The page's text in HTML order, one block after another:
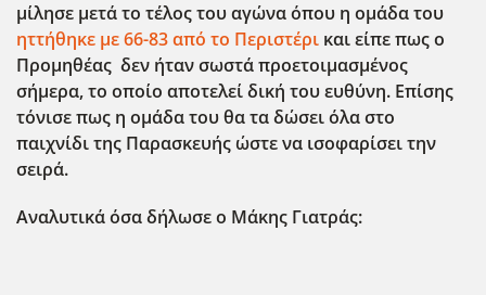
μίλησε μετά το τέλος του αγώνα όπου η ομάδα του
ηττήθηκε με 66-83 από το Περιστέρι και είπε πως ο
Προμηθέας δεν ήταν σωστά προετοιμασμένος
σήμερα, το οποίο αποτελεί δική του ευθύνη. Επίσης
τόνισε πως η ομάδα του θα τα δώσει όλα στο
παιχνίδι της Παρασκευής ώστε να ισοφαρίσει την
σειρά.
Αναλυτικά όσα δήλωσε ο Μάκης Γιατράς: